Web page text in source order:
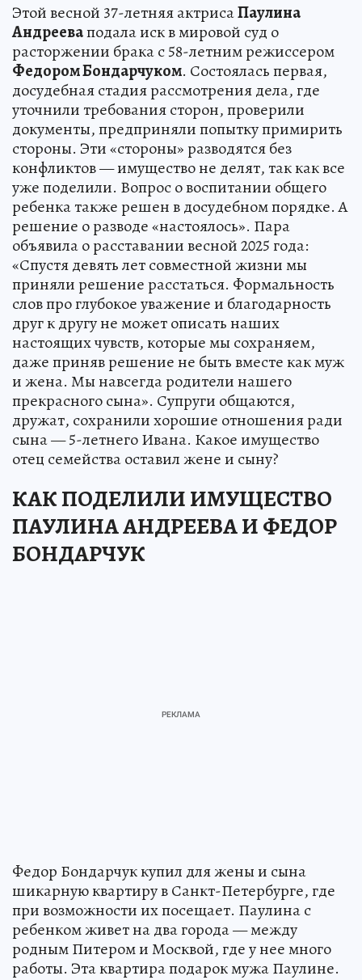
Этой весной 37-летняя актрисаПаулина
Андрееваподала иск в мировой суд о
расторжении брака с 58-летним режиссером
Федором Бондарчуком. Состоялась первая,
досудебная стадия рассмотрения дела, где
уточнили требования сторон, проверили
документы, предприняли попытку примирить
стороны. Эти «стороны» разводятся без
конфликтов — имущество не делят, так как все
уже поделили. Вопрос о воспитании общего
ребенка также решен в досудебном порядке. А
решение о разводе «настоялось». Пара
объявила о расставании весной 2025 года:
«Спустя девять лет совместной жизни мы
приняли решение расстаться. Формальность
слов про глубокое уважение и благодарность
друг к другу не может описать наших
настоящих чувств, которые мы сохраняем,
даже приняв решение не быть вместе как муж
и жена. Мы навсегда родители нашего
прекрасного сына». Супруги общаются,
дружат, сохранили хорошие отношения ради
сына — 5-летнего Ивана. Какое имущество
отец семейства оставил жене и сыну?
КАК ПОДЕЛИЛИ ИМУЩЕСТВО
ПАУЛИНА АНДРЕЕВА И ФЕДОР
БОНДАРЧУК
Федор Бондарчук купил для жены и сына
шикарную квартиру в Санкт-Петербурге, где
при возможности их посещает. Паулина с
ребенком живет на два города — между
родным Питером и Москвой, где у нее много
работы. Эта квартира подарок мужа Паулине.